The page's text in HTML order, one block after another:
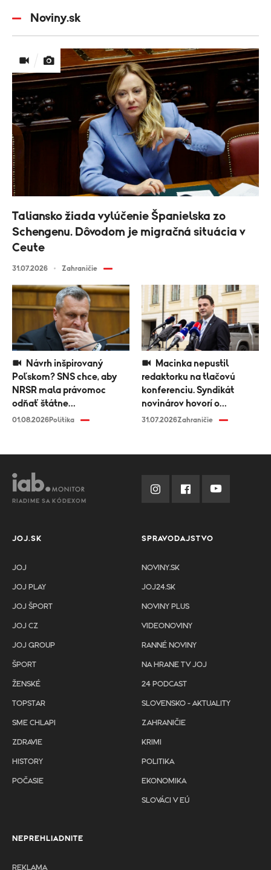
Noviny.sk
Poľskom? SNS chce, aby
NRSR mala právomoc
odňať štátne
vyznamenanie
01.08.2026Politika
redaktorku na tlačovú
konferenciu. Syndikát
novinárov hovorí o
diskriminácii médií
31.07.2026Zahraničie
Taliansko žiada vylúčenie Španielska zo
Schengenu. Dôvodom je migračná situácia v
Ceute
31.07.2026 Zahraničie
RIADIME SA KÓDEXOM
JOJ.SK
JOJ
JOJ PLAY
JOJ ŠPORT
JOJ CZ
JOJ GROUP
ŠPORT
ŽENSKÉ
TOPSTAR
SME CHLAPI
ZDRAVIE
HISTORY
POČASIE
SPRAVODAJSTVO
NOVINY.SK
JOJ24.SK
NOVINY PLUS
VIDEONOVINY
RANNÉ NOVINY
NA HRANE TV JOJ
24 PODCAST
SLOVENSKO - AKTUALITY
ZAHRANIČIE
KRIMI
POLITIKA
EKONOMIKA
SLOVÁCI V EÚ
NEPREHLIADNITE
REKLAMA